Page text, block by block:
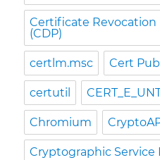
Certificate
(CDP)
certlm.msc Cert
certutil
Chromium
Cryptographic Service